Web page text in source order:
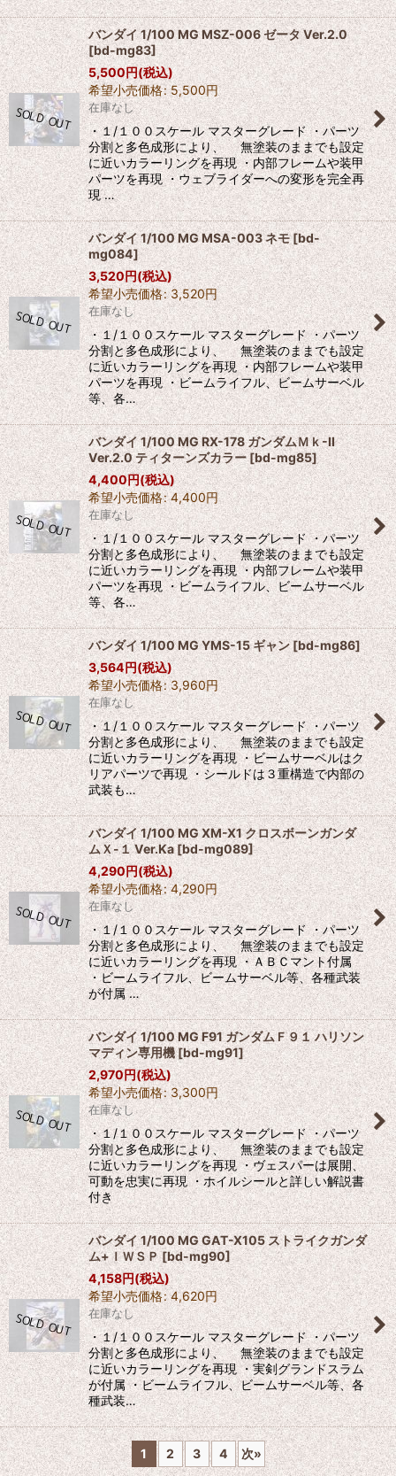
バンダイ 1/100 MG MSZ-006 ゼータ Ver.2.0
[bd-mg83]
5,500円(税込)
希望小売価格: 5,500円
在庫なし
・１/１００スケール マスターグレード ・パーツ
分割と多色成形により、 無塗装のままでも設定
に近いカラーリングを再現 ・内部フレームや装甲
パーツを再現 ・ウェブライダーへの変形を完全再
現 …
バンダイ 1/100 MG MSA-003 ネモ [bd-
mg084]
3,520円(税込)
希望小売価格: 3,520円
在庫なし
・１/１００スケール マスターグレード ・パーツ
分割と多色成形により、 無塗装のままでも設定
に近いカラーリングを再現 ・内部フレームや装甲
パーツを再現 ・ビームライフル、ビームサーベル
等、各…
バンダイ 1/100 MG RX-178 ガンダムＭｋ-II
Ver.2.0 ティターンズカラー [bd-mg85]
4,400円(税込)
希望小売価格: 4,400円
在庫なし
・１/１００スケール マスターグレード ・パーツ
分割と多色成形により、 無塗装のままでも設定
に近いカラーリングを再現 ・内部フレームや装甲
パーツを再現 ・ビームライフル、ビームサーベル
等、各…
バンダイ 1/100 MG YMS-15 ギャン[bd-mg86]
3,564円(税込)
希望小売価格: 3,960円
在庫なし
・１/１００スケール マスターグレード ・パーツ
分割と多色成形により、 無塗装のままでも設定
に近いカラーリングを再現 ・ビームサーベルはク
リアパーツで再現 ・シールドは３重構造で内部の
武装も…
バンダイ 1/100 MG XM-X1 クロスボーンガンダ
ムＸ-１ Ver.Ka[bd-mg089]
4,290円(税込)
希望小売価格: 4,290円
在庫なし
・１/１００スケール マスターグレード ・パーツ
分割と多色成形により、 無塗装のままでも設定
に近いカラーリングを再現 ・ＡＢＣマント付属
・ビームライフル、ビームサーベル等、各種武装
が付属 …
バンダイ 1/100 MG F91 ガンダムＦ９１ ハリソン
マディン専用機[bd-mg91]
2,970円(税込)
希望小売価格: 3,300円
在庫なし
・１/１００スケール マスターグレード ・パーツ
分割と多色成形により、 無塗装のままでも設定
に近いカラーリングを再現 ・ヴェスパーは展開、
可動を忠実に再現 ・ホイルシールと詳しい解説書
付き
バンダイ 1/100 MG GAT-X105 ストライクガンダ
ム+ＩＷＳＰ [bd-mg90]
4,158円(税込)
希望小売価格: 4,620円
在庫なし
・１/１００スケール マスターグレード ・パーツ
分割と多色成形により、 無塗装のままでも設定
に近いカラーリングを再現 ・実剣グランドスラム
が付属 ・ビームライフル、ビームサーベル等、各
種武装…
1 2 3 4 次»